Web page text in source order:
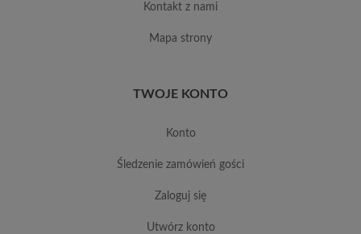
kontakt z nami
mapa strony
TWOJE KONTO
konto
śledzenie zamówień gości
zaloguj się
utwórz konto